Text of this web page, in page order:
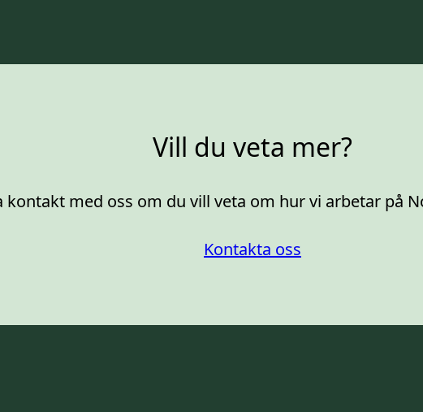
Vill du veta mer?
kontakt med oss om du vill veta om hur vi arbetar på
Kontakta oss